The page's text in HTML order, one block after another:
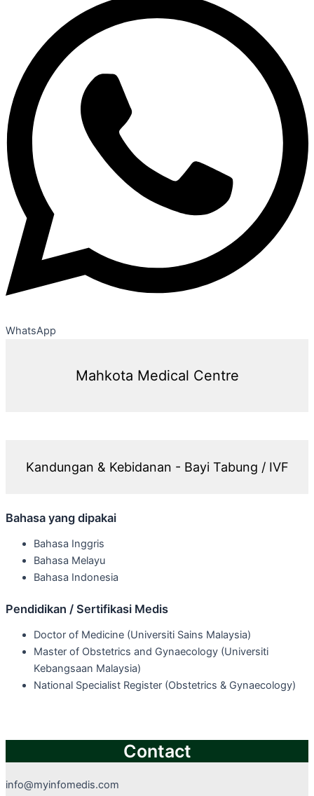
WhatsApp
Mahkota Medical Centre
Kandungan & Kebidanan - Bayi Tabung / IVF
Bahasa yang dipakai
Bahasa Inggris
Bahasa Melayu
Bahasa Indonesia
Pendidikan / Sertifikasi Medis
Doctor of Medicine (Universiti Sains Malaysia)
Master of Obstetrics and Gynaecology (Universiti
Kebangsaan Malaysia)
National Specialist Register (Obstetrics & Gynaecology)
Contact
info@myinfomedis.com